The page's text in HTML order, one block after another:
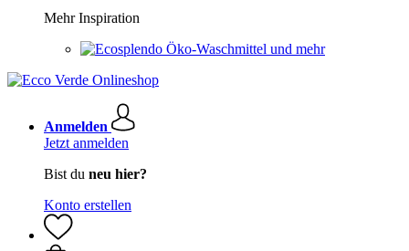
Mehr Inspiration
Öko-Waschmittel und mehr
Anmelden
Jetzt anmelden
Bist du neu hier?
Konto erstellen